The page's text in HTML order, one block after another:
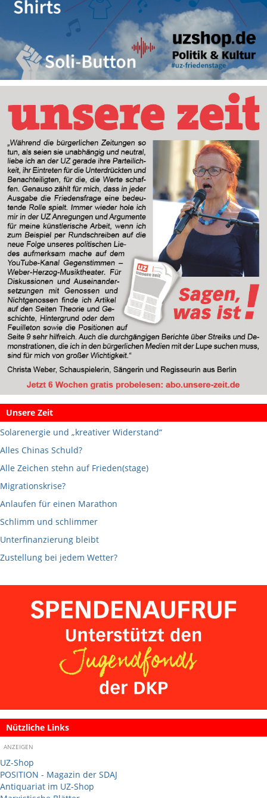
Unsere Zeit
Solarenergie und „kreativer Widerstand“
Alles Chinas Schuld?
Alle Zeichen stehn auf Frieden(stage)
Migrationskrise?
Anlaufen für einen Marathon
Schlimm und schlimmer
Unterfinanzierung bleibt
Zustellung bei jedem Wetter?
Nützliche Links
ANZEIGEN
UZ-Shop
POSITION - Magazin der SDAJ
Antiquariat im UZ-Shop